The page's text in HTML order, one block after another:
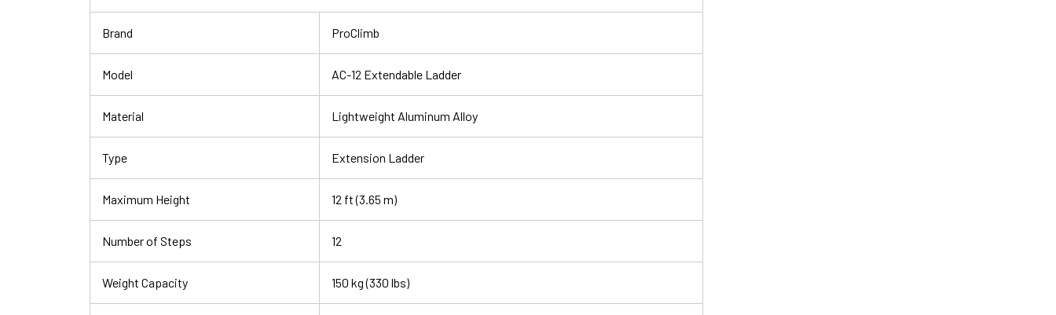
Brand ProClimb
Model AC-12 Extendable Ladder
Material Lightweight Aluminum Alloy
Type Extension Ladder
Maximum Height 12 ft (3.65 m)
Number of Steps 12
Weight Capacity 150 kg (330 lbs)